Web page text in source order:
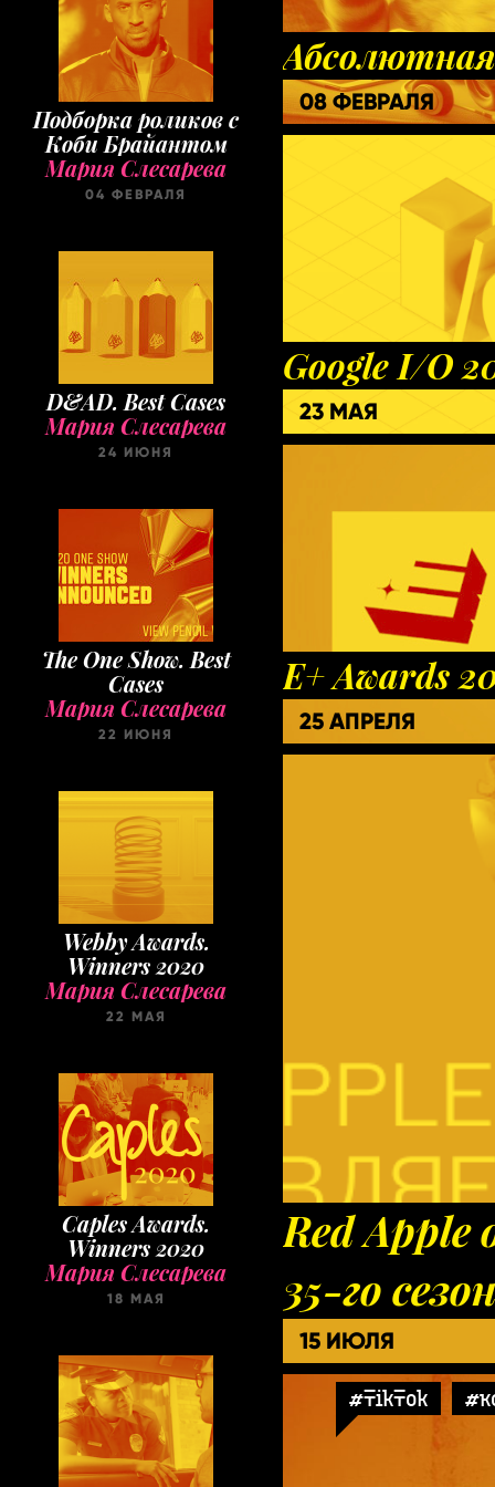
Подборка роликов с
Коби Брайантом
Мария Слесарева
04 ФЕВРАЛЯ
D&AD. Best Cases
Мария Слесарева
24 ИЮНЯ
The One Show. Best
Cases
Мария Слесарева
22 ИЮНЯ
Webby Awards.
Winners 2020
Мария Слесарева
22 МАЯ
Caples Awards.
Winners 2020
Мария Слесарева
18 МАЯ
08 ФЕВРАЛЯ
Google I/O
23 МАЯ
E+ Awards
25 АПРЕЛЯ
Red
35-го
15 ИЮЛЯ
#TikTok